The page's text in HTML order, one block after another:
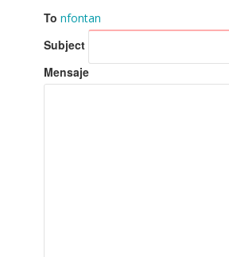
To nfontan
Subject
Mensaje